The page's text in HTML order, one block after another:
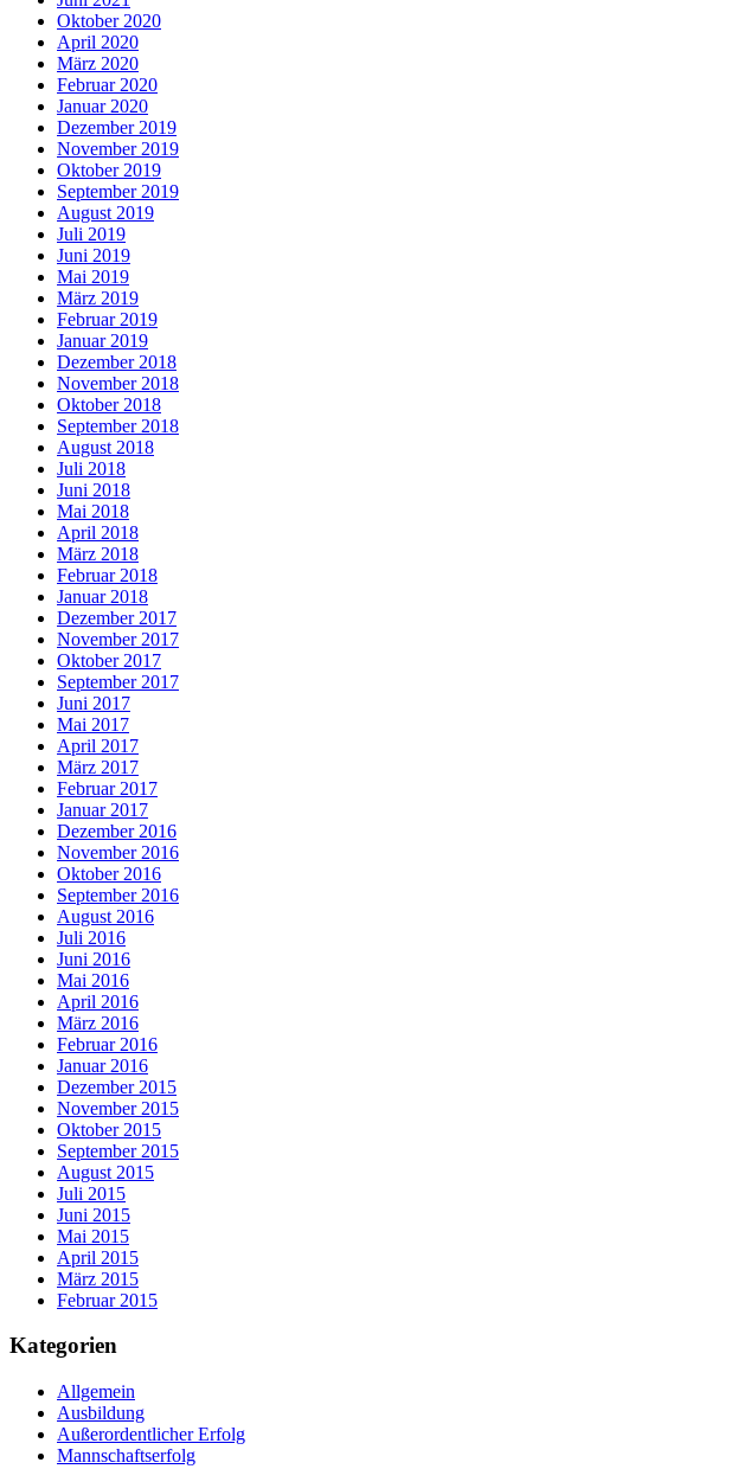
Oktober 2020
April 2020
März 2020
Februar 2020
Januar 2020
Dezember 2019
November 2019
Oktober 2019
September 2019
August 2019
Juli 2019
Juni 2019
Mai 2019
März 2019
Februar 2019
Januar 2019
Dezember 2018
November 2018
Oktober 2018
September 2018
August 2018
Juli 2018
Juni 2018
Mai 2018
April 2018
März 2018
Februar 2018
Januar 2018
Dezember 2017
November 2017
Oktober 2017
September 2017
Juni 2017
Mai 2017
April 2017
März 2017
Februar 2017
Januar 2017
Dezember 2016
November 2016
Oktober 2016
September 2016
August 2016
Juli 2016
Juni 2016
Mai 2016
April 2016
März 2016
Februar 2016
Januar 2016
Dezember 2015
November 2015
Oktober 2015
September 2015
August 2015
Juli 2015
Juni 2015
Mai 2015
April 2015
März 2015
Februar 2015
Kategorien
Allgemein
Ausbildung
Außerordentlicher Erfolg
Mannschaftserfolg